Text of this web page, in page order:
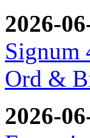
2026-
Signum
Ord &
2026-